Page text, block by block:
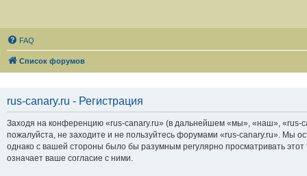
FAQ
Список форумов
rus-canary.ru - Регистрация
Заходя на конференцию «rus-canary.ru» (в дальнейшем «мы», «наш», «rus-
пожалуйста, не заходите и не пользуйтесь форумами «rus-canary.ru». Мы
однако с вашей стороны было бы разумным регулярно просматривать
означает ваше согласие с ними.